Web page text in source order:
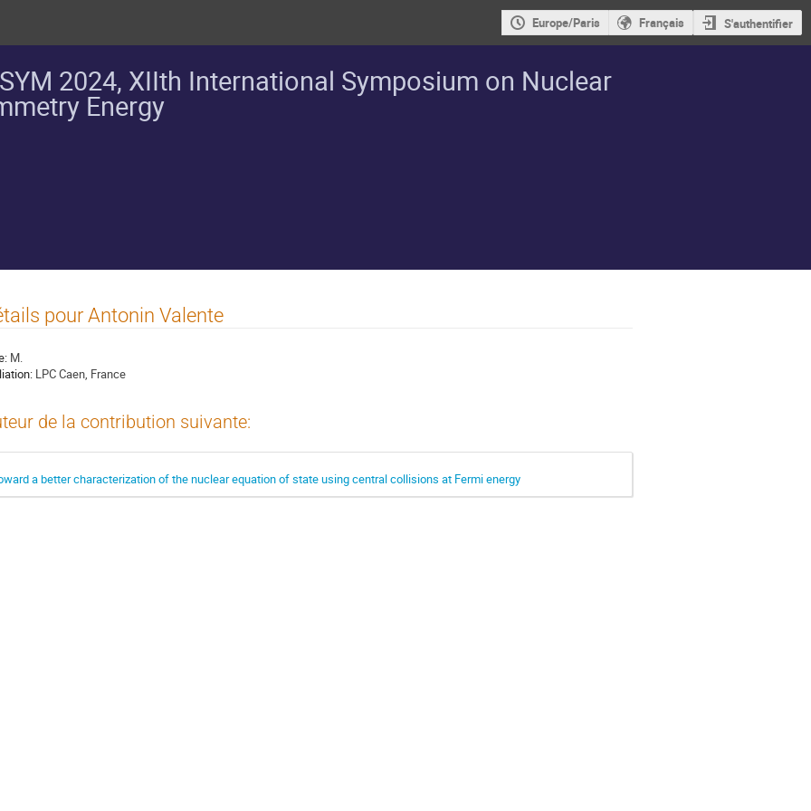
Europe/Paris Français S'authentifier
2024, XIIth International Symposium on Nuclear
Energy
pour Antonin Valente
M.
LPC Caen, France
de la contribution suivante:
a better characterization of the nuclear equation of state using central collisions at Fermi energy